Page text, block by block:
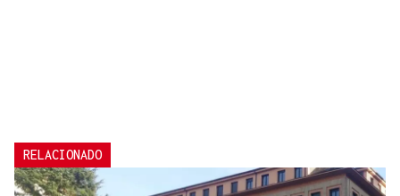
RELACIONADO